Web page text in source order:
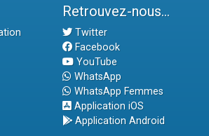
Retrouvez-nous...
Twitter
Facebook
YouTube
WhatsApp
WhatsApp Femmes
Application iOS
Application Android